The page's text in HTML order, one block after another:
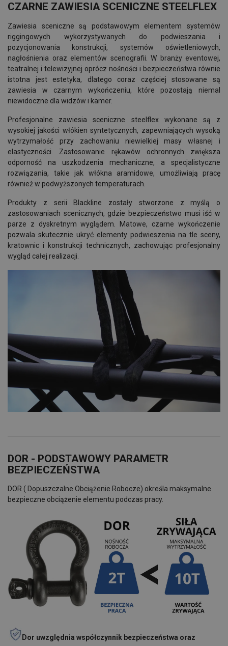
CZARNE ZAWIESIA SCENICZNE STEELFLEX
Zawiesia sceniczne są podstawowym elementem systemów
riggingowych wykorzystywanych do podwieszania i
pozycjonowania konstrukcji, systemów oświetleniowych,
nagłośnienia oraz elementów scenografii. W branży eventowej,
teatralnej i telewizyjnej oprócz nośności i bezpieczeństwa równie
istotna jest estetyka, dlatego coraz częściej stosowane są
zawiesia w czarnym wykończeniu, które pozostają niemal
niewidoczne dla widzów i kamer.
Profesjonalne zawiesia sceniczne steelflex wykonane są z
wysokiej jakości włókien syntetycznych, zapewniających wysoką
wytrzymałość przy zachowaniu niewielkiej masy własnej i
elastyczności. Zastosowanie rękawów ochronnych zwiększa
odporność na uszkodzenia mechaniczne, a specjalistyczne
rozwiązania, takie jak włókna aramidowe, umożliwiają pracę
również w podwyższonych temperaturach.
Produkty z serii Blackline zostały stworzone z myślą o
zastosowaniach scenicznych, gdzie bezpieczeństwo musi iść w
parze z dyskretnym wyglądem. Matowe, czarne wykończenie
pozwala skutecznie ukryć elementy podwieszenia na tle sceny,
kratownic i konstrukcji technicznych, zachowując profesjonalny
wygląd całej realizacji.
DOR - PODSTAWOWY PARAMETR
BEZPIECZEŃSTWA
DOR ( Dopuszczalne Obciążenie Robocze) określa maksymalne
bezpieczne obciążenie elementu podczas pracy.
Dor uwzględnia współczynnik bezpieczeństwa oraz